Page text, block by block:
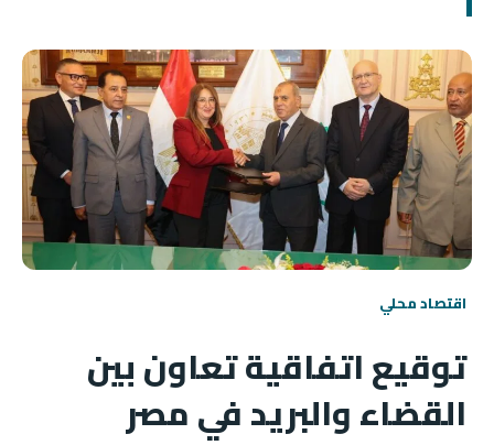
اقتصاد محلي
توقيع اتفاقية تعاون بين
القضاء والبريد في مصر